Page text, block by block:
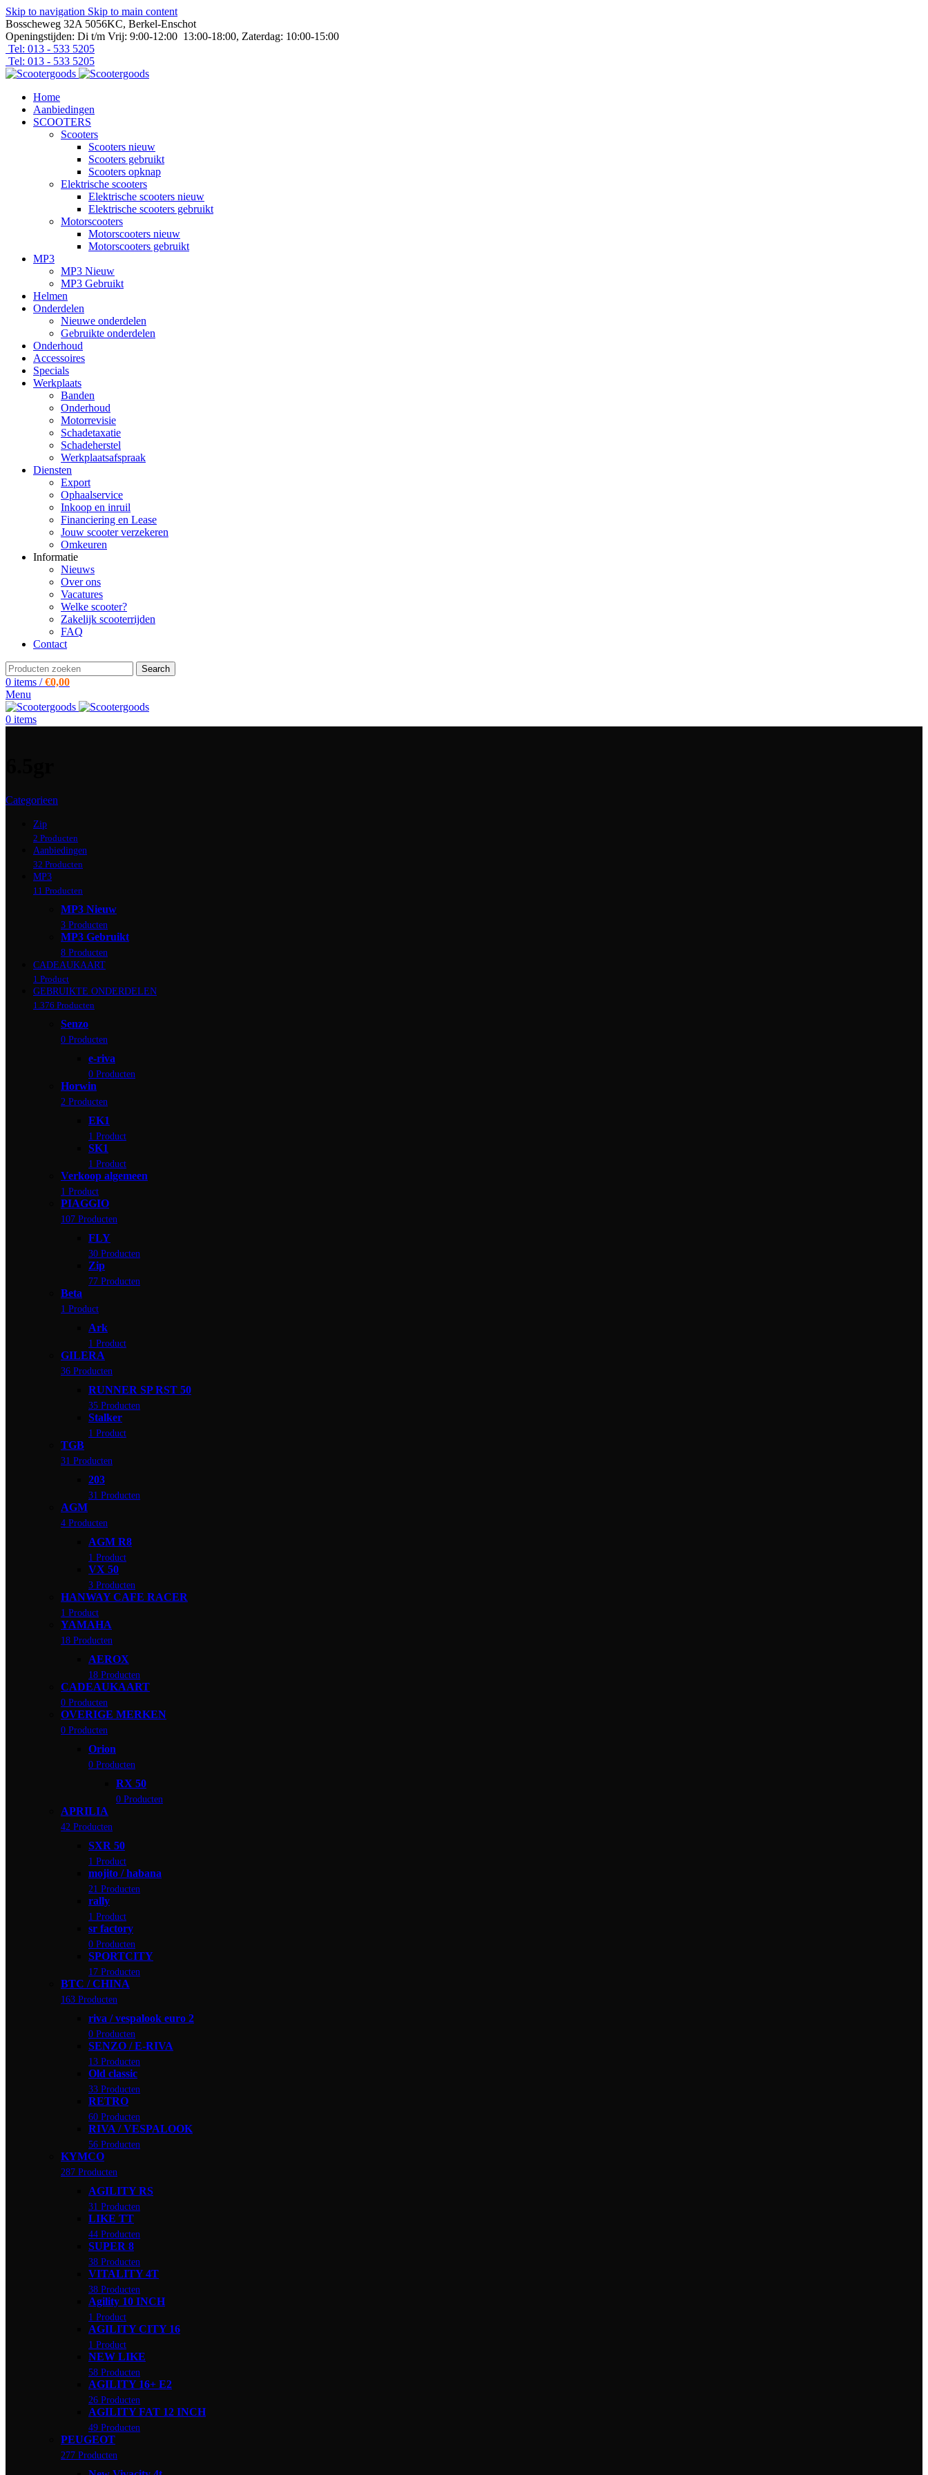
Skip to navigation Skip to main content
Bosscheweg 32A 5056KC, Berkel-Enschot
Openingstijden: Di t/m Vrij: 9:00-12:00 13:00-18:00, Zaterdag: 10:00-15:00
Tel: 013 - 533 5205
Tel: 013 - 533 5205
Home
Aanbiedingen
SCOOTERS
Scooters
Scooters nieuw
Scooters gebruikt
Scooters opknap
Elektrische scooters
Elektrische scooters nieuw
Elektrische scooters gebruikt
Motorscooters
Motorscooters nieuw
Motorscooters gebruikt
MP3
MP3 Nieuw
MP3 Gebruikt
Helmen
Onderdelen
Nieuwe onderdelen
Gebruikte onderdelen
Onderhoud
Accessoires
Specials
Werkplaats
Banden
Onderhoud
Motorrevisie
Schadetaxatie
Schadeherstel
Werkplaatsafspraak
Diensten
Export
Ophaalservice
Inkoop en inruil
Financiering en Lease
Jouw scooter verzekeren
Omkeuren
Informatie
Nieuws
Over ons
Vacatures
Welke scooter?
Zakelijk scooterrijden
FAQ
Contact
Search
0 items / €0,00
Menu
0 items
Categorieen
Zip
2 Producten
Aanbiedingen
32 Producten
MP3
11 Producten
MP3 Nieuw
3 Producten
MP3 Gebruikt
8 Producten
CADEAUKAART
1 Product
GEBRUIKTE ONDERDELEN
1.376 Producten
Senzo
0 Producten
e-riva
0 Producten
Horwin
2 Producten
EK1
1 Product
SK1
1 Product
Verkoop algemeen
1 Product
PIAGGIO
107 Producten
FLY
30 Producten
Zip
77 Producten
Beta
1 Product
Ark
1 Product
GILERA
36 Producten
RUNNER SP RST 50
35 Producten
Stalker
1 Product
TGB
31 Producten
203
31 Producten
AGM
4 Producten
AGM R8
1 Product
VX 50
3 Producten
HANWAY CAFE RACER
1 Product
YAMAHA
18 Producten
AEROX
18 Producten
CADEAUKAART
0 Producten
OVERIGE MERKEN
0 Producten
Orion
0 Producten
RX 50
0 Producten
APRILIA
42 Producten
SXR 50
1 Product
mojito / habana
21 Producten
rally
1 Product
sr factory
0 Producten
SPORTCITY
17 Producten
BTC / CHINA
163 Producten
riva / vespalook euro 2
0 Producten
SENZO / E-RIVA
13 Producten
Old classic
33 Producten
RETRO
60 Producten
RIVA / VESPALOOK
56 Producten
KYMCO
287 Producten
AGILITY RS
31 Producten
LIKE TT
44 Producten
SUPER 8
38 Producten
VITALITY 4T
38 Producten
Agility 10 INCH
1 Product
AGILITY CITY 16
1 Product
NEW LIKE
58 Producten
AGILITY 16+ E2
26 Producten
AGILITY FAT 12 INCH
49 Producten
PEUGEOT
277 Producten